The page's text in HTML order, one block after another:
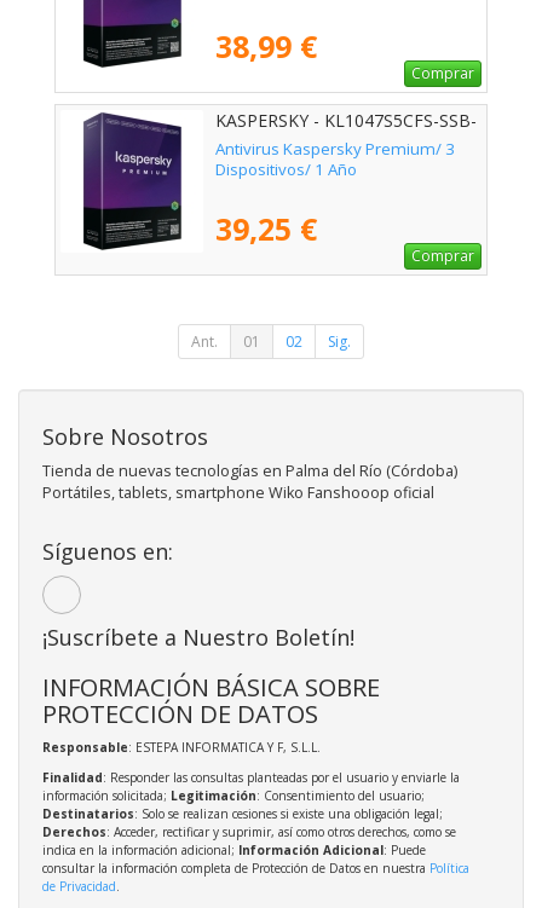
38,99 €
Comprar
KASPERSKY - KL1047S5CFS-SSB-
ES
Antivirus Kaspersky Premium/ 3
Dispositivos/ 1 Año
39,25 €
Comprar
Ant. 01 02 Sig.
Sobre Nosotros
Tienda de nuevas tecnologías en Palma del Río (Córdoba)
Portátiles, tablets, smartphone Wiko Fanshooop oficial
Síguenos en:
¡Suscríbete a Nuestro Boletín!
INFORMACIÓN BÁSICA SOBRE
PROTECCIÓN DE DATOS
Responsable: ESTEPA INFORMATICA Y F, S.L.L.
Finalidad: Responder las consultas planteadas por el usuario y enviarle la
información solicitada; Legitimación: Consentimiento del usuario;
Destinatarios: Solo se realizan cesiones si existe una obligación legal;
Derechos: Acceder, rectificar y suprimir, así como otros derechos, como se
indica en la información adicional; Información Adicional: Puede
consultar la información completa de Protección de Datos en nuestra Política
de Privacidad.